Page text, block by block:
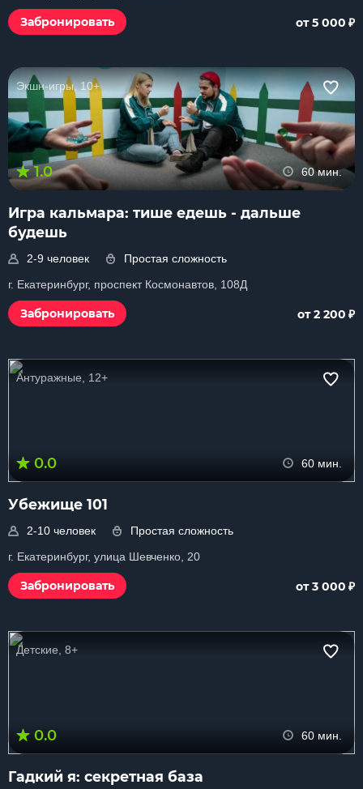
Забронировать от 5 000 ₽
Экшн-игры, 10+
1.0 60 мин.
Игра кальмара: тише едешь - дальше
будешь
2-9 человек
Простая сложность
г. Екатеринбург, проспект Космонавтов, 108Д
Забронировать от 2 200 ₽
Антуражные, 12+
0.0 60 мин.
Убежище 101
2-10 человек
Простая сложность
г. Екатеринбург, улица Шевченко, 20
Забронировать от 3 000 ₽
Детские, 8+
0.0 60 мин.
Гадкий я: секретная база